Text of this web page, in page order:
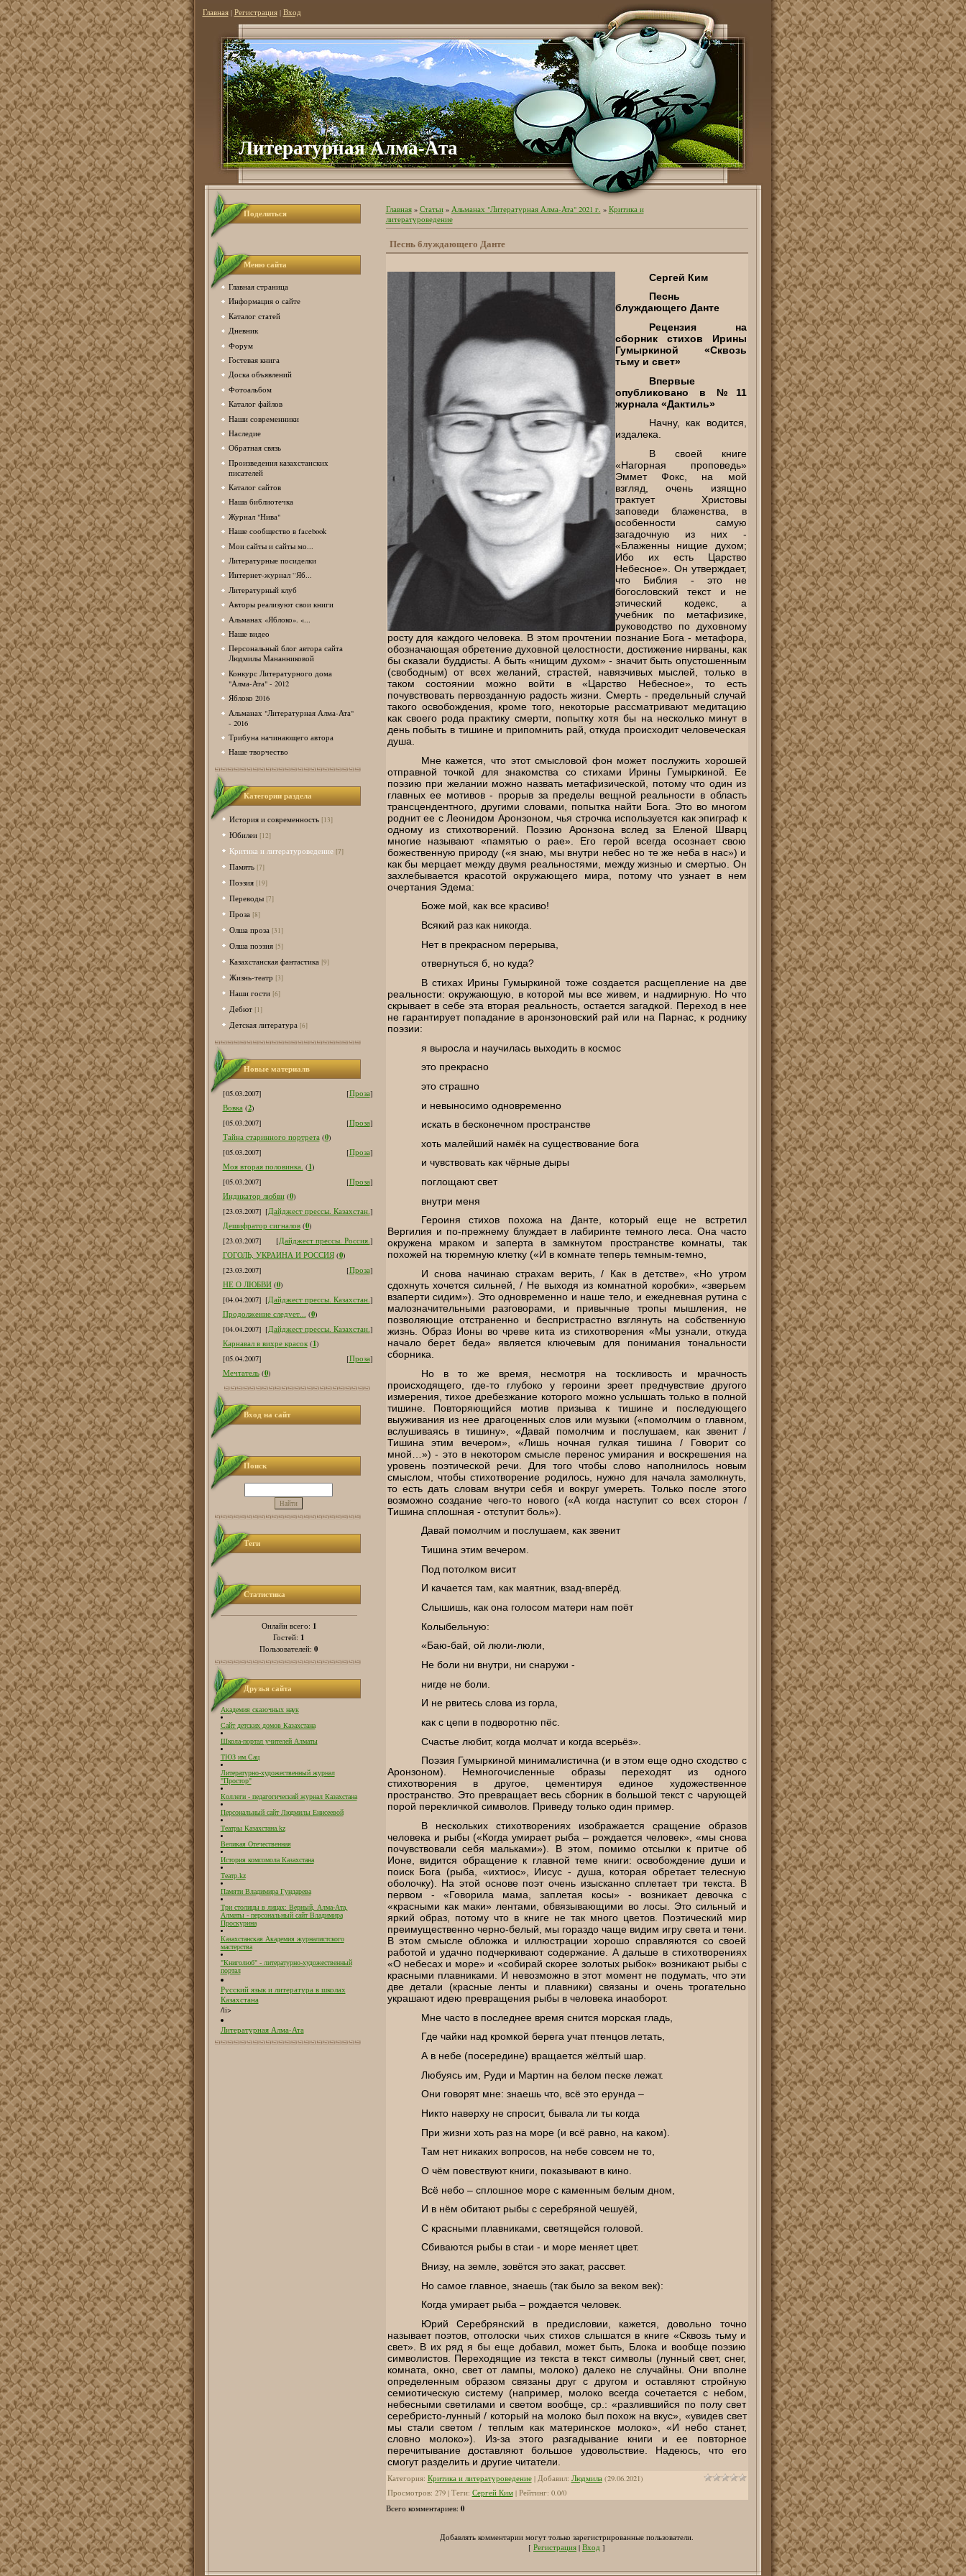
Главная| Регистрация| Вход
Литературная Алма-Ата
Поделиться
Меню сайта
Главная страница
Информация о сайте
Каталог статей
Дневник
Форум
Гостевая книга
Доска объявлений
Фотоальбом
Каталог файлов
Наши современники
Наследие
Обратная связь
Произведения казахстанских
писателей
Каталог сайтов
Наша библиотечка
Журнал "Нива"
Наше сообщество в facebook
Мои сайты и сайты мо...
Литературные посиделки
Интернет-журнал “Яб...
Литературный клуб
Авторы реализуют свои книги
Альманах «Яблоко». «...
Наше видео
Персональный блог автора сайта
Людмилы Мананниковой
Конкурс Литературного дома
"Алма-Ата" - 2012
Яблоко 2016
Альманах "Литературная Алма-Ата"
- 2016
Трибуна начинающего автора
Наше творчество
Категории раздела
История и современность [13]
Юбилеи [12]
Критика и литературоведение [7]
Память [7]
Поэзия [19]
Переводы [7]
Проза [8]
Олша проза [31]
Олша поэзия [5]
Казахстанская фантастика [9]
Жизнь-театр [3]
Наши гости [6]
Дебют [1]
Детская литература [6]
Новые материалв
[05.03.2007] [Проза]
Вовка (2)
[05.03.2007]
[Проза]
Тайна старинного портрета (0)
[05.03.2007]
[Проза]
Моя вторая половинка. (1)
[05.03.2007]
[Проза]
Индикатор любви (0)
[23.03.2007] [Дайджест прессы. Казахстан.]
Дешифратор сигналов (0)
[23.03.2007]
[Дайджест прессы. Россия.]
ГОГОЛЬ, УКРАИНА И РОССИЯ (0)
[23.03.2007]
[Проза]
НЕ О ЛЮБВИ (0)
[04.04.2007] [Дайджест прессы. Казахстан.]
Продолжение следует... (0)
[04.04.2007] [Дайджест прессы. Казахстан.]
Карнавал в вихре красок (1)
[05.04.2007]
[Проза]
Мечтатель (0)
Вход на сайт
Поиск
Теги
Статистика
Онлайн всего: 1
Гостей: 1
Пользователей: 0
Друзья сайта
Академия сказочных наук
Сайт детских домов Казахстана
Школа-портал учителей Алматы
ТЮЗ им.Сац
Литературно-художественный журнал
"Простор"
Коллеги - педагогический журнал Казахстана
Персональный сайт Людмилы Енисеевой
Театры Казахстана.kz
Великая Отечественная
История комсомола Казахстана
Театр.kz
Памяти Владимира Гундарева
Три столицы в лицах: Верный, Алма-Ата,
Алматы - персональный сайт Владимира
Проскурина
Казахстанская Академия журналистского
мастерства
"Книголюб" - литературно-художественный
портал
Русский язык и литература в школах
Казахстана
/li>
Литературная Алма-Ата
Главная» Статьи» Альманах "Литературная Алма-Ата" 2021 г. » Критика и
литературоведение
Песнь блуждающего Данте
Сергей Ким
Песнь
блуждающего Данте
Рецензия на
сборник стихов Ирины
Гумыркиной «Сквозь
тьму и свет»
Впервые
опубликовано в №11
журнала «Дактиль»
Начну, как водится,
издалека.
В своей книге
«Нагорная проповедь»
Эммет Фокс, на мой
взгляд, очень изящно
трактует Христовы
заповеди блаженства, в
особенности самую
загадочную из них -
«Блаженны нищие духом;
Ибо их есть Царство
Небесное». Он утверждает,
что Библия - это не
богословский текст и не
этический кодекс, а
учебник по метафизике,
руководство по духовному
росту для каждого человека. В этом прочтении познание Бога - метафора,
обозначающая обретение духовной целостности, достижение нирваны, как
бы сказали буддисты. А быть «нищим духом» - значит быть опустошенным
(свободным) от всех желаний, страстей, навязчивых мыслей, только в
таком состоянии можно войти в «Царство Небесное», то есть
почувствовать первозданную радость жизни. Смерть - предельный случай
такого освобождения, кроме того, некоторые рассматривают медитацию
как своего рода практику смерти, попытку хотя бы на несколько минут в
день побыть в тишине и припомнить рай, откуда происходит человеческая
душа.
Мне кажется, что этот смысловой фон может послужить хорошей
отправной точкой для знакомства со стихами Ирины Гумыркиной. Ее
поэзию при желании можно назвать метафизической, потому что один из
главных ее мотивов - прорыв за пределы вещной реальности в область
трансцендентного, другими словами, попытка найти Бога. Это во многом
роднит ее с Леонидом Аронзоном, чья строчка используется как эпиграф к
одному из стихотворений. Поэзию Аронзона вслед за Еленой Шварц
многие называют «памятью о рае». Его герой всегда осознает свою
божественную природу («я знаю, мы внутри небес но те же неба в нас») и
как бы мерцает между двумя реальностями, между жизнью и смертью. Он
захлебывается красотой окружающего мира, потому что узнает в нем
очертания Эдема:
Боже мой, как все красиво!
Всякий раз как никогда.
Нет в прекрасном перерыва,
отвернуться б, но куда?
В стихах Ирины Гумыркиной тоже создается расщепление на две
реальности: окружающую, в которой мы все живем, и надмирную. Но что
скрывает в себе эта вторая реальность, остается загадкой. Переход в нее
не гарантирует попадание в аронзоновский рай или на Парнас, к роднику
поэзии:
я выросла и научилась выходить в космос
это прекрасно
это страшно
и невыносимо одновременно
искать в бесконечном пространстве
хоть малейший намёк на существование бога
и чувствовать как чёрные дыры
поглощают свет
внутри меня
Героиня стихов похожа на Данте, который еще не встретил
Вергилия и по-прежнему блуждает в лабиринте темного леса. Она часто
окружена мраком и заперта в замкнутом пространстве комнаты, так
похожей на тюремную клетку («И в комнате теперь темным-темно,
И снова начинаю страхам верить, / Как в детстве», «Но утром
сдохнуть хочется сильней, / Не выходя из комнатной коробки», «зверьем
взаперти сидим»). Это одновременно и наше тело, и ежедневная рутина с
малозначительными разговорами, и привычные тропы мышления, не
позволяющие отстраненно и беспристрастно взглянуть на собственную
жизнь. Образ Ионы во чреве кита из стихотворения «Мы узнали, откуда
начало берет беда» является ключевым для понимания тональности
сборника.
Но в то же время, несмотря на тоскливость и мрачность
происходящего, где-то глубоко у героини зреет предчувствие другого
измерения, тихое дребезжание которого можно услышать только в полной
тишине. Повторяющийся мотив призыва к тишине и последующего
выуживания из нее драгоценных слов или музыки («помолчим о главном,
вслушиваясь в тишину», «Давай помолчим и послушаем, как звенит /
Тишина этим вечером», «Лишь ночная гулкая тишина / Говорит со
мной…») - это в некотором смысле перенос умирания и воскрешения на
уровень поэтической речи. Для того чтобы слово наполнилось новым
смыслом, чтобы стихотворение родилось, нужно для начала замолкнуть,
то есть дать словам внутри себя и вокруг умереть. Только после этого
возможно создание чего-то нового («А когда наступит со всех сторон /
Тишина сплошная - отступит боль»).
Давай помолчим и послушаем, как звенит
Тишина этим вечером.
Под потолком висит
И качается там, как маятник, взад-вперёд.
Слышишь, как она голосом матери нам поёт
Колыбельную:
«Баю-бай, ой люли-люли,
Не боли ни внутри, ни снаружи -
нигде не боли.
И не рвитесь слова из горла,
как с цепи в подворотню пёс.
Счастье любит, когда молчат и когда всерьёз».
Поэзия Гумыркиной минималистична (и в этом еще одно сходство с
Аронзоном). Немногочисленные образы переходят из одного
стихотворения в другое, цементируя единое художественное
пространство. Это превращает весь сборник в большой текст с чарующей
порой перекличкой символов. Приведу только один пример.
В нескольких стихотворениях изображается сращение образов
человека и рыбы («Когда умирает рыба – рождается человек», «мы снова
почувствовали себя мальками»). В этом, помимо отсылки к притче об
Ионе, видится обращение к главной теме книги: освобождение души и
поиск Бога (рыба, «ихтиос», Иисус - душа, которая обретает телесную
оболочку). На этой основе поэт очень изысканно сплетает три текста. В
первом - «Говорила мама, заплетая косы» - возникает девочка с
«красными как маки» лентами, обвязывающими во лосы. Это сильный и
яркий образ, потому что в книге не так много цветов. Поэтический мир
преимущественно черно-белый, мы гораздо чаще видим игру света и тени.
В этом смысле обложка и иллюстрации хорошо справляются со своей
работой и удачно подчеркивают содержание. А дальше в стихотворениях
«О небесах и море» и «собирай скорее золотых рыбок» возникают рыбы с
красными плавниками. И невозможно в этот момент не подумать, что эти
две детали (красные ленты и плавники) связаны и очень трогательно
украшают идею превращения рыбы в человека инаоборот.
Мне часто в последнее время снится морская гладь,
Где чайки над кромкой берега учат птенцов летать,
А в небе (посередине) вращается жёлтый шар.
Любуясь им, Руди и Мартин на белом песке лежат.
Они говорят мне: знаешь что, всё это ерунда –
Никто наверху не спросит, бывала ли ты когда
При жизни хоть раз на море (и всё равно, на каком).
Там нет никаких вопросов, на небе совсем не то,
О чём повествуют книги, показывают в кино.
Всё небо – сплошное море с каменным белым дном,
И в нём обитают рыбы с серебряной чешуёй,
С красными плавниками, светящейся головой.
Сбиваются рыбы в стаи - и море меняет цвет.
Внизу, на земле, зовётся это закат, рассвет.
Но самое главное, знаешь (так было за веком век):
Когда умирает рыба – рождается человек.
Юрий Серебрянский в предисловии, кажется, довольно точно
называет поэтов, отголоски чьих стихов слышатся в книге «Сквозь тьму и
свет». В их ряд я бы еще добавил, может быть, Блока и вообще поэзию
символистов. Переходящие из текста в текст символы (лунный свет, снег,
комната, окно, свет от лампы, молоко) далеко не случайны. Они вполне
определенным образом связаны друг с другом и оставляют стройную
семиотическую систему (например, молоко всегда сочетается с небом,
небесными светилами и светом вообще, ср.: «разлившийся по полу свет
серебристо-лунный / который на молоко был похож на вкус», «увидев свет
мы стали светом / теплым как материнское молоко», «И небо станет,
словно молоко»). Из-за этого разгадывание книги и ее повторное
перечитывание доставляют большое удовольствие. Надеюсь, что его
смогут разделить и другие читатели.
Категория: Критика и литературоведение| Добавил: Людмила (29.06.2021)
Просмотров: 279 | Теги: Сергей Ким | Рейтинг: 0.0/0
Всего комментариев: 0
Добавлять комментарии могут только зарегистрированные пользователи.
[ Регистрация | Вход ]